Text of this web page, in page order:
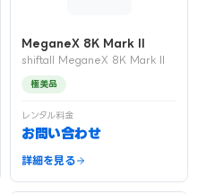
MeganeX 8K Mark II
shiftall MeganeX 8K Mark II
極美品
レンタル料金
お問い合わせ
詳細を見る